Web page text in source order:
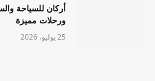
أركان للسياحة
ورحلات مميزة
25 يوليو، 2026